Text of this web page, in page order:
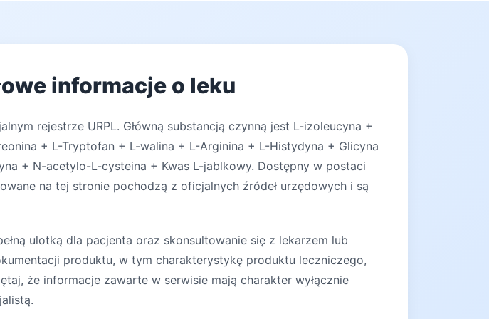
informacje o leku
rejestrze URPL. Główną substancją czynną jest L-izoleucyna +
+ L-Tryptofan + L-walina + L-Arginina + L-Histydyna + Glicyna
+ N-acetylo-L-cysteina + Kwas L-jablkowy. Dostępny w postaci
na tej stronie pochodzą z oficjalnych źródeł urzędowych i są
ulotką dla pacjenta oraz skonsultowanie się z lekarzem lub
produktu, w tym charakterystykę produktu leczniczego,
że informacje zawarte w serwisie mają charakter wyłącznie